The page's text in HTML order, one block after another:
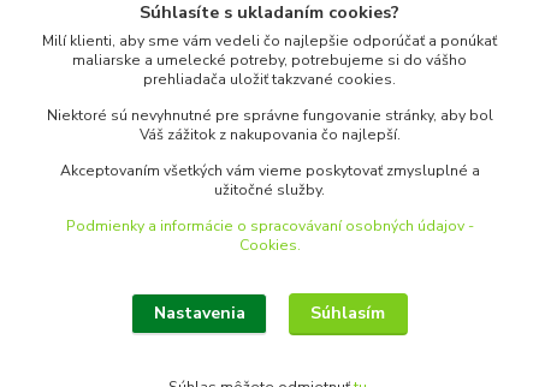
www.merkantil.sk
Pondelok-Piatok: 9.00-17.00hod.
objednavky@merkantil-obchod.sk
Upraviť zber cookies.
Súhlasíte s ukladaním cookies?
Milí klienti, aby sme vám vedeli čo najlepšie odporúčať a ponúkať
maliarske a umelecké potreby, potrebujeme si do vášho
prehliadača uložiť takzvané cookies.
Niektoré sú nevyhnutné pre správne fungovanie stránky, aby bol
Váš zážitok z nakupovania čo najlepší.
Akceptovaním všetkých vám vieme poskytovať zmysluplné a
užitočné služby.
Podmienky a informácie o spracovávaní osobných údajov -
Cookies.
Nastavenia Súhlasím